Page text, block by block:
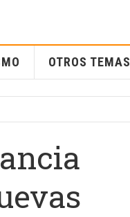
OTROS TEMAS